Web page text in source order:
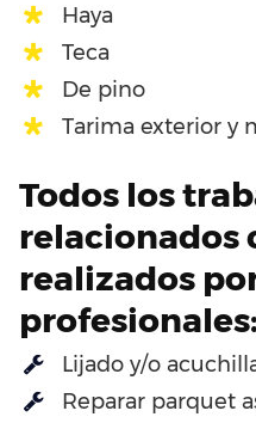
Haya
Teca
De pino
Tarima exterior y
Todos los
relacionados
realizados
profesionales:
Lijado y/o
Reparar parquet